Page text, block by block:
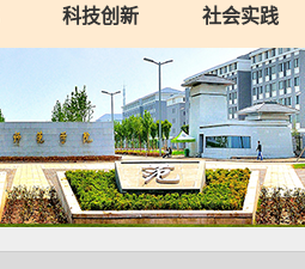
科技创新 社会实践